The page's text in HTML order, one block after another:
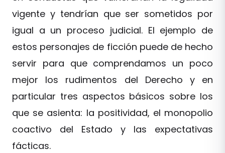
vigente y tendrían que ser sometidos por
igual a un proceso judicial. El ejemplo de
estos personajes de ficción puede de hecho
servir para que comprendamos un poco
mejor los rudimentos del Derecho y en
particular tres aspectos básicos sobre los
que se asienta: la positividad, el monopolio
coactivo del Estado y las expectativas
fácticas.